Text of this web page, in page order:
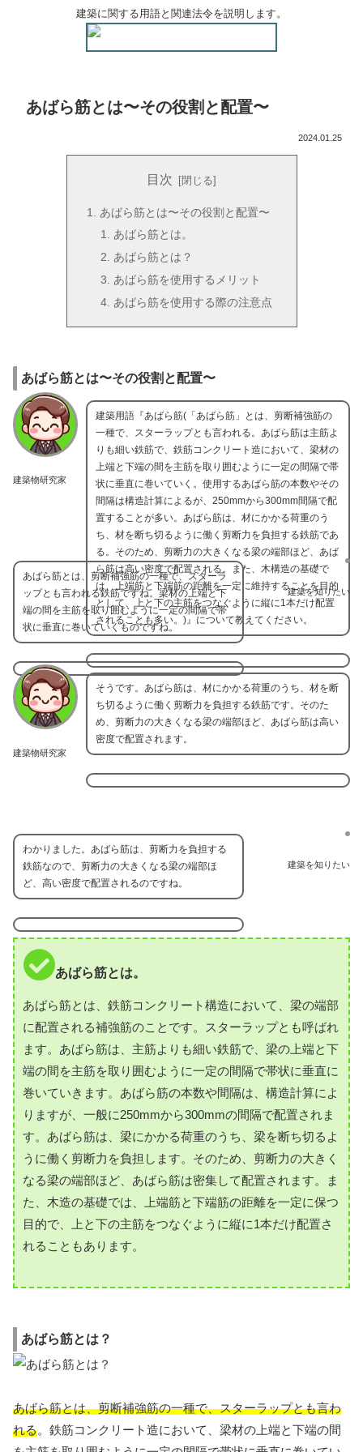
建築に関する用語と関連法令を説明します。
あばら筋とは〜その役割と配置〜
2024.01.25
目次
あばら筋とは〜その役割と配置〜
あばら筋とは。
あばら筋とは？
あばら筋を使用するメリット
あばら筋を使用する際の注意点
あばら筋とは〜その役割と配置〜
建築物研究家
建築用語『あばら筋(「あばら筋」とは、剪断補強筋の
一種で、スターラップとも言われる。あばら筋は主筋よ
りも細い鉄筋で、鉄筋コンクリート造において、梁材の
上端と下端の間を主筋を取り囲むように一定の間隔で帯
状に垂直に巻いていく。使用するあばら筋の本数やその
間隔は構造計算によるが、250mmから300mm間隔で配
置することが多い。あばら筋は、材にかかる荷重のう
ち、材を断ち切るように働く剪断力を負担する鉄筋であ
る。そのため、剪断力の大きくなる梁の端部ほど、あば
ら筋は高い密度で配置される。また、木構造の基礎で
は、上端筋と下端筋の距離を一定に維持することを目的
として、上と下の主筋をつなぐように縦に1本だけ配置
されることも多い。)』について教えてください。
建築を知りたい
あばら筋とは、剪断補強筋の一種で、スターラ
ップとも言われる鉄筋ですね。梁材の上端と下
端の間を主筋を取り囲むように一定の間隔で帯
状に垂直に巻いていくものですね。
建築物研究家
そうです。あばら筋は、材にかかる荷重のうち、材を断
ち切るように働く剪断力を負担する鉄筋です。そのた
め、剪断力の大きくなる梁の端部ほど、あばら筋は高い
密度で配置されます。
建築を知りたい
わかりました。あばら筋は、剪断力を負担する
鉄筋なので、剪断力の大きくなる梁の端部ほ
ど、高い密度で配置されるのですね。
あばら筋とは。
あばら筋とは、鉄筋コンクリート構造において、梁の端部
に配置される補強筋のことです。スターラップとも呼ばれ
ます。あばら筋は、主筋よりも細い鉄筋で、梁の上端と下
端の間を主筋を取り囲むように一定の間隔で帯状に垂直に
巻いていきます。あばら筋の本数や間隔は、構造計算によ
りますが、一般に250mmから300mmの間隔で配置されま
す。あばら筋は、梁にかかる荷重のうち、梁を断ち切るよ
うに働く剪断力を負担します。そのため、剪断力の大きく
なる梁の端部ほど、あばら筋は密集して配置されます。ま
た、木造の基礎では、上端筋と下端筋の距離を一定に保つ
目的で、上と下の主筋をつなぐように縦に1本だけ配置さ
れることもあります。
あばら筋とは？
あばら筋とは、剪断補強筋の一種で、スターラップとも言わ
れる。鉄筋コンクリート造において、梁材の上端と下端の間